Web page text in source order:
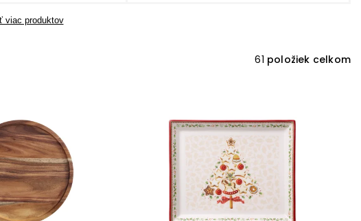
viac produktov
61 položiek celkom